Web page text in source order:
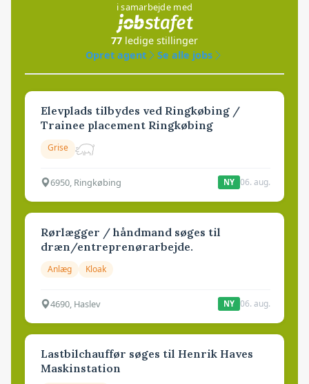
i samarbejde med
77 ledige stillinger
Opret agent
Se alle jobs
Elevplads tilbydes ved Ringkøbing /
Trainee placement Ringkøbing
Grise
6950, Ringkøbing NY 06. aug.
Rørlægger / håndmand søges til
dræn/entreprenørarbejde.
Anlæg Kloak
4690, Haslev NY 06. aug.
Lastbilchauffør søges til Henrik Haves
Maskinstation